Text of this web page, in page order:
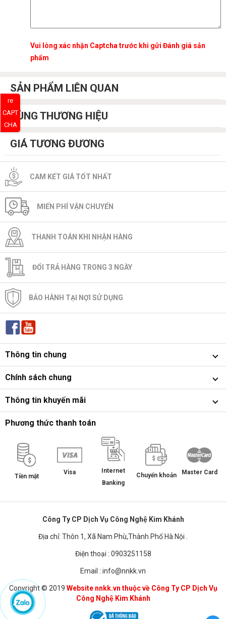
re
CAPT
CHA
Vui lòng xác nhận Captcha trước khi gửi Đánh giá sản
phẩm
SẢN PHẨM LIÊN QUAN
CÙNG THƯƠNG HIỆU
GIÁ TƯƠNG ĐƯƠNG
CAM KẾT GIÁ TỐT NHẤT
MIẾN PHÍ VẬN CHUYỂN
THANH TOÁN KHI NHẬN HÀNG
ĐỔI TRẢ HÀNG TRONG 3 NGÀY
BẢO HÀNH TẠI NỢI SỬ DỤNG
Thông tin chung
Chính sách chung
Thông tin khuyến mãi
Phương thức thanh toán
Tiền mặt
Visa
Internet
Banking
Chuyển khoản Master Card
Công Ty CP Dịch Vụ Công Nghệ Kim Khánh
Địa chỉ: Thôn 1, Xã Nam Phù,Thành Phố Hà Nội .
Điện thoại : 0903251158
Email : info@nnkk.vn
Copyright © 2019 Website nnkk.vn thuộc về Công Ty CP Dịch Vụ
Công Nghệ Kim Khánh